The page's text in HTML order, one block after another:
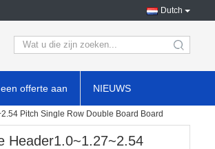
Dutch
search
offerte aan NIEUWS
Pitch Single Row Double Board Board
Header1.0~1.27~2.54